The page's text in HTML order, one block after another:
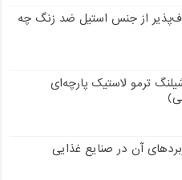
از جنس استیل ضد زنگ چه
ترمو لاستیک پارچه‌ای
آن در صنایع غذایی